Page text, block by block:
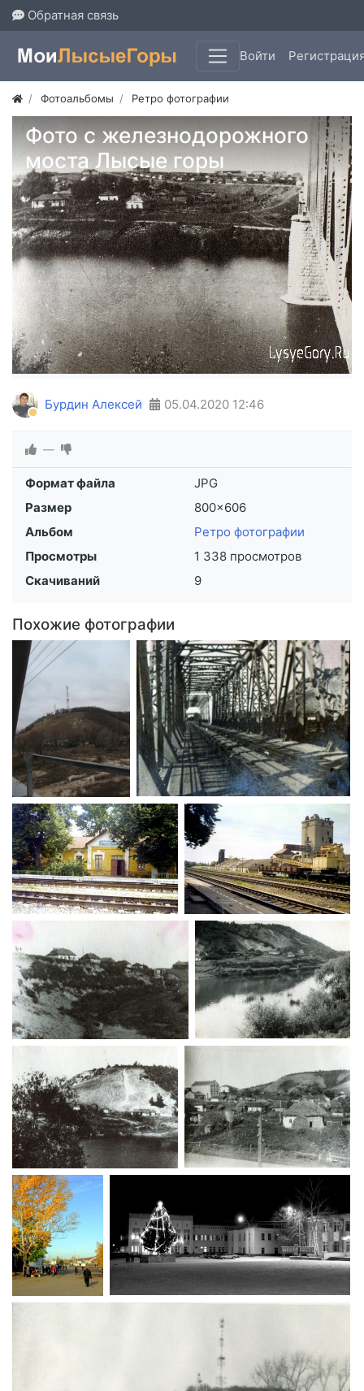
Обратная связь
Войти
Фотоальбомы Ретро фотографии
Фото с железнодорожного
моста Лысые горы
Бурдин Алексей 05.04.2020 12:46
—
Формат файла
JPG
Размер
800×606
Альбом
Ретро фотографии
Просмотры
1 338 просмотров
Скачиваний
9
Похожие фотографии